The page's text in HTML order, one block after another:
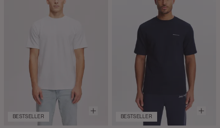
BESTSELLER BESTSELLER